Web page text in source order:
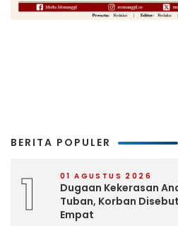
BERITA POPULER
1 01 AGUSTUS 2026
Dugaan Kekerasan
Tuban, Korban
Empat